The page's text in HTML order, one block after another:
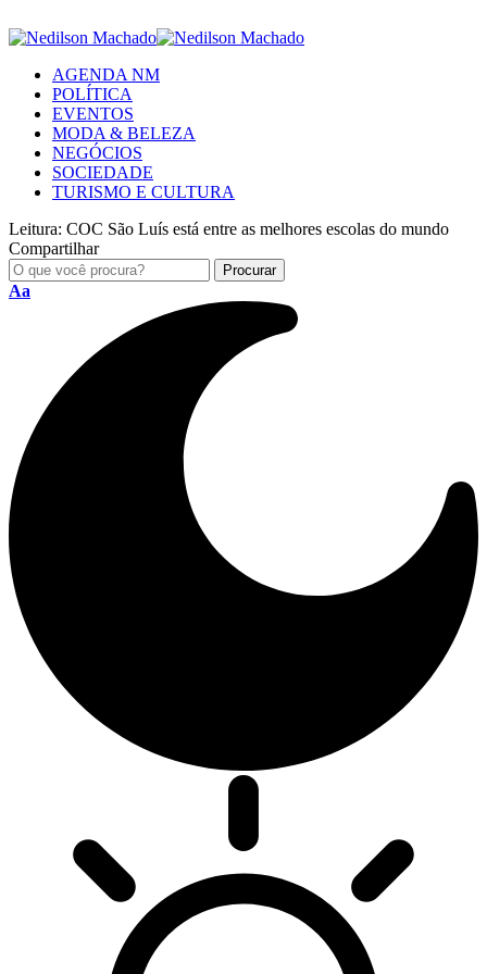
AGENDA NM
POLÍTICA
EVENTOS
MODA & BELEZA
NEGÓCIOS
SOCIEDADE
TURISMO E CULTURA
Leitura: COC São Luís está entre as melhores escolas do mundo
Compartilhar
Aa